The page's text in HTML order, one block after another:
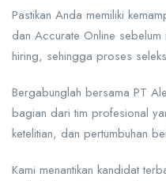
Pastikan Anda memiliki
dan Accurate Online
hiring, sehingga proses
Bergabunglah bersama PT
bagian dari tim profesional
ketelitian, dan pertumbuhan
Kami menantikan kandidat